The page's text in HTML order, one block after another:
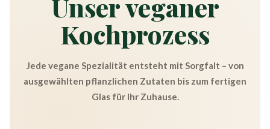
Unser veganer
Kochprozess
Jede vegane Spezialität entsteht mit Sorgfalt – von
ausgewählten pflanzlichen Zutaten bis zum fertigen
Glas für Ihr Zuhause.